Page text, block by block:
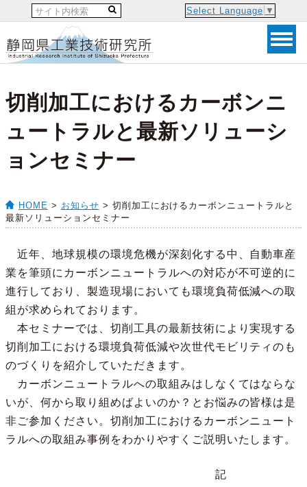
Select Language ▼
切削加工におけるカーボンニ
ュートラルと最新ソリューシ
ョンセミナー
HOME > お知らせ > 切削加工におけるカーボンニュートラルと
最新ソリューションセミナー
近年、地球規模の環境危機が深刻化する中、自動車産
業を筆頭にカーボンニュートラルへの対応が不可逆的に
進行しており、製造現場においても環境負荷低減への取
組が求められております。
本セミナーでは、切削工具の最新技術により実現する
切削加工における環境負荷低減や次世代モビリティのも
のづくりを紹介していただきます。
カーボンニュートラルへの取組みはしなくてはならな
いが、何から取り組めばよいのか？とお悩みの皆様は是
非ご参加ください。切削加工におけるカーボンニュート
ラルへの取組み事例をわかりやすくご説明いたします。
記